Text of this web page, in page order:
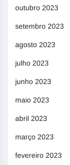
outubro 2023
setembro 2023
agosto 2023
julho 2023
junho 2023
maio 2023
abril 2023
março 2023
fevereiro 2023